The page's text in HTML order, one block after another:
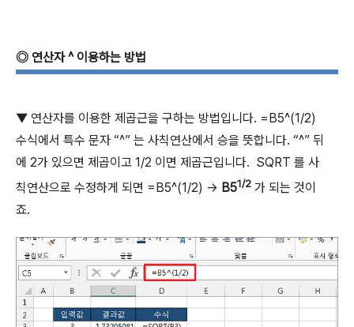
◎ 연산자^ 이용하는 방법
▼ 연산자를 이용한 제곱근을 구하는 방법입니다. =B5^(1/2)
수식에서 특수 문자 “^” 는 사칙연산에서 승을 뜻합니다. “^” 뒤
에 2가 있으면 제곱이고 1/2 이면 제곱근입니다. SQRT 를 사
칙연산으로 수정하게 되면 =B5^(1/2) -> B51/2 가 되는 것이
죠.